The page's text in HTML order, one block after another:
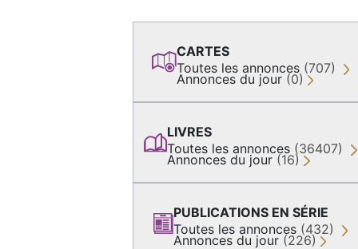
CARTES
Toutes les annonces (707)
Annonces du jour (0)
LIVRES
Toutes les annonces (36407)
Annonces du jour (16)
PUBLICATIONS EN SÉRIE
Toutes les annonces (432)
Annonces du jour (226)